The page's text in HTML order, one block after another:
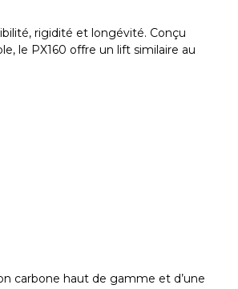
rigidité et longévité. Conçu
le PX160 offre un lift similaire au
carbone haut de gamme et d’une